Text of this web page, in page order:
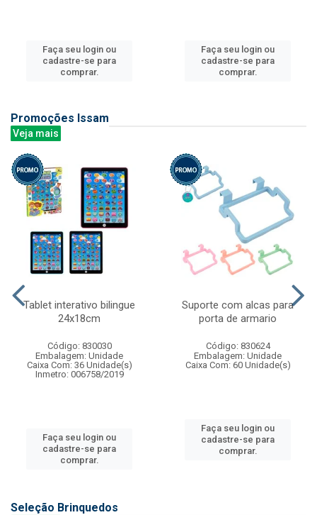
Faça seu login ou
cadastre-se para
comprar.
Faça seu login ou
cadastre-se para
comprar.
Promoções Issam
Veja mais
Tablet interativo bilingue
24x18cm
Código: 830030
Embalagem: Unidade
Caixa Com: 36 Unidade(s)
Inmetro: 006758/2019
Faça seu login ou
cadastre-se para
comprar.
Suporte com alcas para
porta de armario
Código: 830624
Embalagem: Unidade
Caixa Com: 60 Unidade(s)
Faça seu login ou
cadastre-se para
comprar.
Seleção Brinquedos